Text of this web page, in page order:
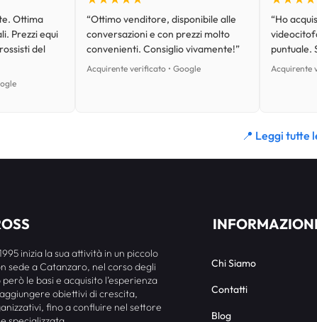
Ottima
Prezzi equi
del
“Ottimo venditore, disponibile alle
conversazioni e con prezzi molto
convenienti. Consiglio vivamente!”
Acquirente verificato • Google
“Ho
puntuale.
Acquirente
📍 Leggi tutte
inizia la sua attività in un piccolo
sede a Catanzaro, nel corso degli
le basi e acquisito l’esperienza
obiettivi di crescita,
fino a confluire nel settore
INFORMAZIONI
Chi Siamo
Contatti
Blog